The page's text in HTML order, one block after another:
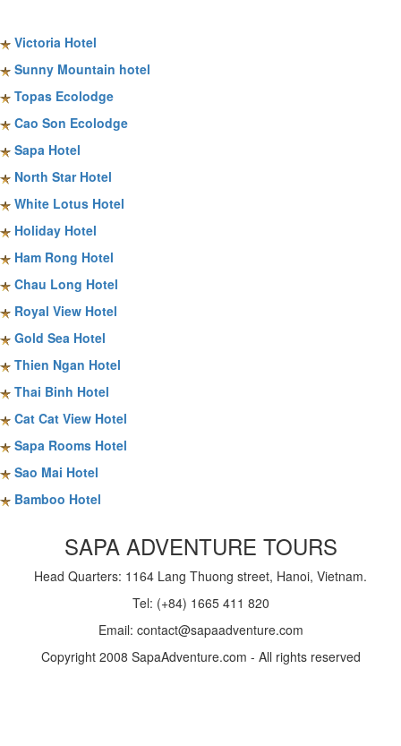
Victoria Hotel
Sunny Mountain hotel
Topas Ecolodge
Cao Son Ecolodge
Sapa Hotel
North Star Hotel
White Lotus Hotel
Holiday Hotel
Ham Rong Hotel
Chau Long Hotel
Royal View Hotel
Gold Sea Hotel
Thien Ngan Hotel
Thai Binh Hotel
Cat Cat View Hotel
Sapa Rooms Hotel
Sao Mai Hotel
Bamboo Hotel
SAPA ADVENTURE TOURS
Head Quarters: 1164 Lang Thuong street, Hanoi, Vietnam.
Tel: (+84) 1665 411 820
Email: contact@sapaadventure.com
Copyright 2008 SapaAdventure.com - All rights reserved